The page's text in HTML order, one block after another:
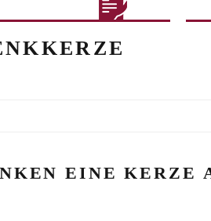
EINE KERZE